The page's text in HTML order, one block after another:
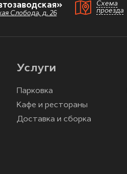
Слобода, д. 26
Схема
проезда
Услуги
Парковка
Кафе и рестораны
Доставка и сборка